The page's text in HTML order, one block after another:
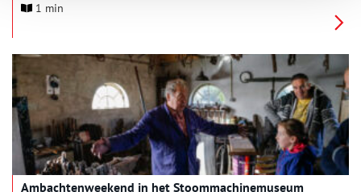
1 min
Ambachtenweekend in het Stoommachinemuseum